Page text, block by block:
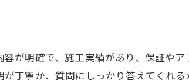
が明確で、施工実績があり、保証やア
丁寧か、質問にしっかり答えてくれ